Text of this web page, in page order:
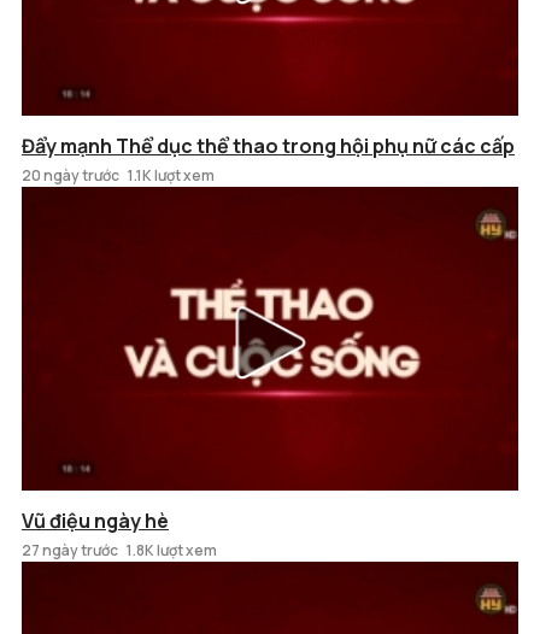
Đẩy mạnh Thể dục thể thao trong hội phụ nữ các cấp
20 ngày trước 1.1K lượt xem
Vũ điệu ngày hè
27 ngày trước 1.8K lượt xem